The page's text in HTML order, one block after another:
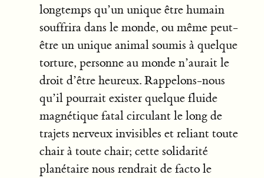
longtemps qu’un unique être humain
souffrira dans le monde, ou même peut-
être un unique animal soumis à quelque
torture, personne au monde n’aurait le
droit d’être heureux. Rappelons-nous
qu’il pourrait exister quelque fluide
magnétique fatal circulant le long de
trajets nerveux invisibles et reliant toute
chair à toute chair; cette solidarité
planétaire nous rendrait de facto le